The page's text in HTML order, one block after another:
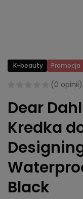
K-beauty Promocja
(0 opinii)
Dear
Kredka
Black